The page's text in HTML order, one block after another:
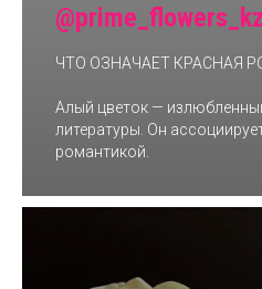
@prime_flowers_kz
ЧТО ОЗНАЧАЕТ КРАСНАЯ
Алый цветок —
литературы. Он
романтикой.